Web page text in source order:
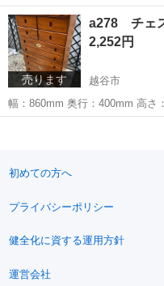
の傷や汚れ等ございます。 ◎基本的には、写真でのご判断でお願いし
ます。 中古品となりますので、気になる点は、必ずご質問ください。
購入後のキャンセ...
埼玉 越谷市
売ります
a278 チェ
2,252円
越谷市
幅：860mm 奥行：400mm 高さ：1300mm 簡易クリ
品の為多少の傷等ございますが、比
は、写真でのご判断でお願いし
初めての方へ
プライバシーポリシー
健全化に資する運用方針
運営会社